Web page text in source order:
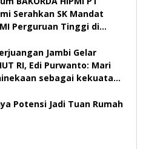
Serahkan SK Mandat
Perguruan Tinggi di
Jambi Gelar
RI, Edi Purwanto: Mari
sebagai kekuatan
Potensi Jadi Tuan Rumah